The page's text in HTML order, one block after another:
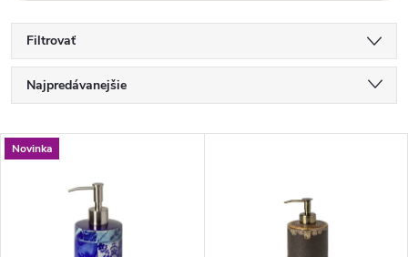
Filtrovať
a
d
e
Najpredávanejšie
Najdrahšie
Abecedne
V
ý
Novinka